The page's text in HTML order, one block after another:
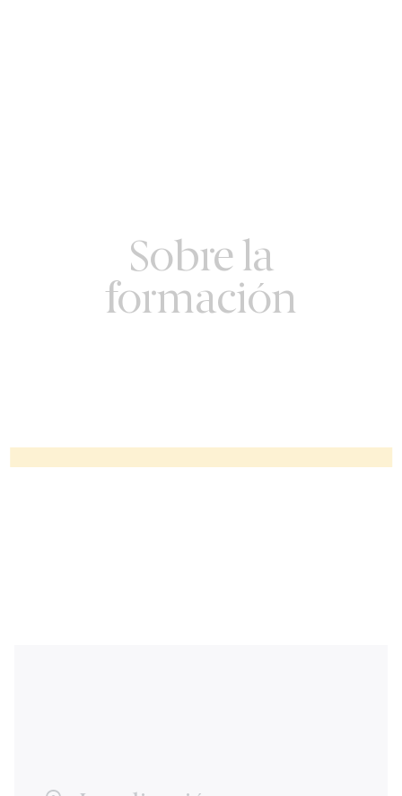
Sobre la
formación